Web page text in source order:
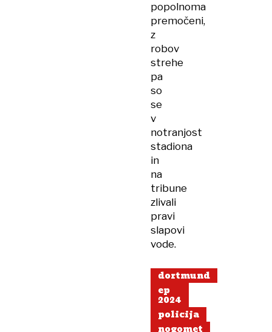
popolnoma
premočeni,
z
robov
strehe
pa
so
se
v
notranjost
stadiona
in
na
tribune
zlivali
pravi
slapovi
vode.
dortmund
ep
2024
policija
nogomet